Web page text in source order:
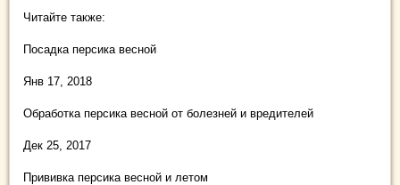
Читайте также:
Посадка персика весной
Янв 17, 2018
Обработка персика весной от болезней и вредителей
Дек 25, 2017
Прививка персика весной и летом